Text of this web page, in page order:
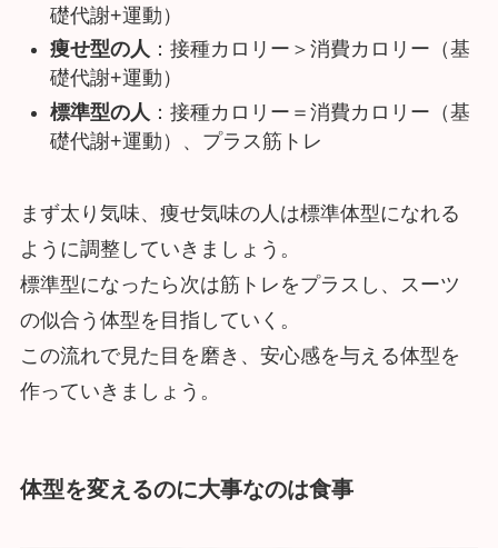
礎代謝+運動）
痩せ型の人 ：接種カロリー＞消費カロリー（基
礎代謝+運動）
標準型の人 ：接種カロリー＝消費カロリー（基
礎代謝+運動）、プラス筋トレ
まず太り気味、痩せ気味の人は標準体型になれる
ように調整していきましょう。
標準型になったら次は筋トレをプラスし、スーツ
の似合う体型を目指していく。
この流れで見た目を磨き、安心感を与える体型を
作っていきましょう。
体型を変えるのに大事なのは食事